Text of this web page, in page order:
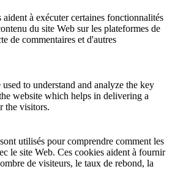
à exécuter certaines fonctionnalités
du site Web sur les plateformes de
de commentaires et d'autres
to understand and analyze the key
website which helps in delivering a
the visitors.
utilisés pour comprendre comment les
le site Web. Ces cookies aident à fournir
de visiteurs, le taux de rebond, la